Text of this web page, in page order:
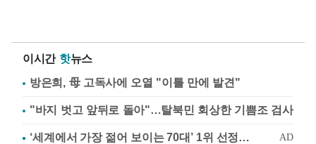
이시간 핫뉴스
방은희, 母 고독사에 오열 "이틀 만에 발견"
"바지 벗고 앞뒤로 돌아"…탈북민 회상한 기쁨조 검사